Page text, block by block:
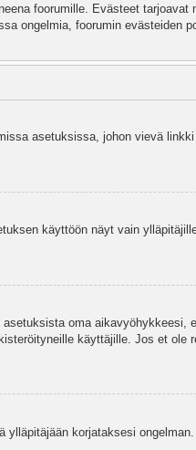
foorumille. Evästeet tarjoavat
ongelmia, foorumin evästeiden
asetuksissa, johon vievä
käyttöön näyt vain
oma aikavyöhykkeesi,
käyttäjille. Jos et ole
korjataksesi ongelman.